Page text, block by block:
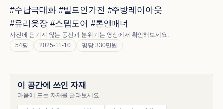
#수납극대화 #빌트인가전 #주방레이아웃
#유리옷장 #스텝도어 #톤앤매너
사진에 담기지 않는 동선과 분위기는 영상에서 확인해보세요.
54평
2025-11-10 평당 330만원
이 공간에 쓰인 자재
마음에 드는 자재를 골라보세요.